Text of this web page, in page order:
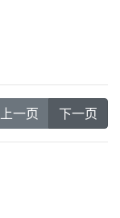
上一页 下一页